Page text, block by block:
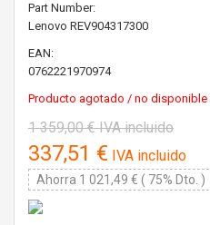
Part Number:
Lenovo REV904317300
EAN:
0762221970974
Producto agotado / no disponible
1 359,00 €IVA incluido
337,51 € IVA incluido
Ahorra 1 021,49 € ( 75% Dto. )